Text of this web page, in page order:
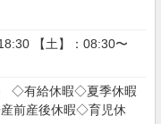
【土】：08:30〜
◇有給休暇◇夏季休暇
前産後休暇◇育児休